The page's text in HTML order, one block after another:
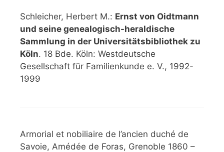
Schleicher, Herbert M.: Ernst von Oidtmann
und seine genealogisch-heraldische
Sammlung in der Universitätsbibliothek zu
Köln. 18 Bde. Köln: Westdeutsche
Gesellschaft für Familienkunde e. V., 1992-
1999
Armorial et nobiliaire de l’ancien duché de
Savoie, Amédée de Foras, Grenoble 1860 –